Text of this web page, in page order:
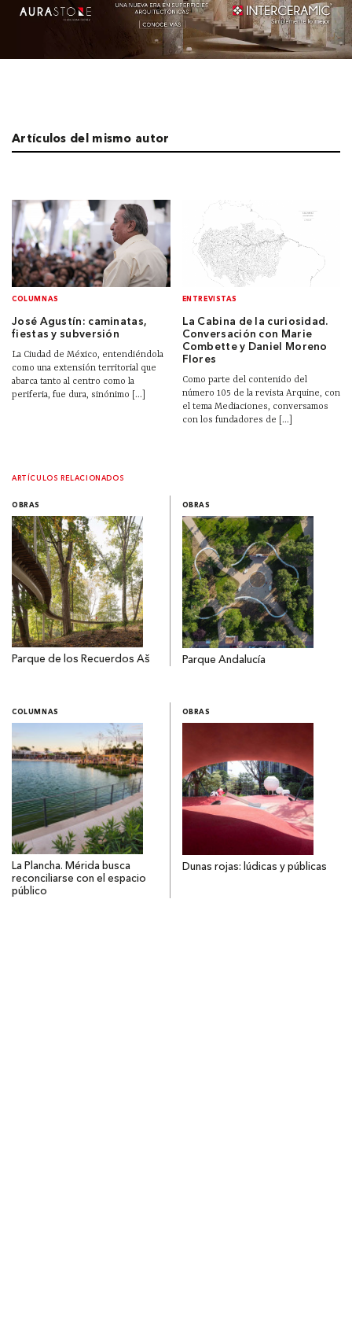
Artículos del mismo autor
COLUMNAS
José Agustín: caminatas,
fiestas y subversión
La Ciudad de México, entendiéndola
como una extensión territorial que
abarca tanto al centro como la
periferia, fue dura, sinónimo [...]
ENTREVISTAS
La Cabina de la curiosidad.
Conversación con Marie
Combette y Daniel Moreno
Flores
Como parte del contenido del
número 105 de la revista Arquine, con
el tema Mediaciones, conversamos
con los fundadores de [...]
ARTÍCULOS RELACIONADOS
OBRAS
Parque de los Recuerdos Aš
OBRAS
Parque Andalucía
COLUMNAS
La Plancha. Mérida busca
reconciliarse con el espacio
público
OBRAS
Dunas rojas: lúdicas y públicas